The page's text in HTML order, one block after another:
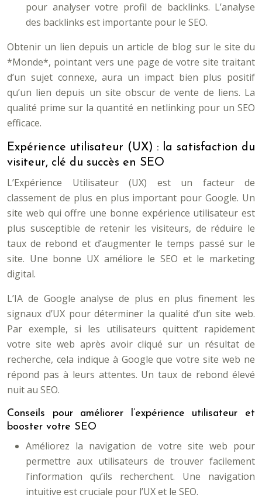
pour analyser votre profil de backlinks. L’analyse
des backlinks est importante pour le SEO.
Obtenir un lien depuis un article de blog sur le site du
*Monde*, pointant vers une page de votre site traitant
d’un sujet connexe, aura un impact bien plus positif
qu’un lien depuis un site obscur de vente de liens. La
qualité prime sur la quantité en netlinking pour un SEO
efficace.
Expérience utilisateur (UX) : la satisfaction du
visiteur, clé du succès en SEO
L’Expérience Utilisateur (UX) est un facteur de
classement de plus en plus important pour Google. Un
site web qui offre une bonne expérience utilisateur est
plus susceptible de retenir les visiteurs, de réduire le
taux de rebond et d’augmenter le temps passé sur le
site. Une bonne UX améliore le SEO et le marketing
digital.
L’IA de Google analyse de plus en plus finement les
signaux d’UX pour déterminer la qualité d’un site web.
Par exemple, si les utilisateurs quittent rapidement
votre site web après avoir cliqué sur un résultat de
recherche, cela indique à Google que votre site web ne
répond pas à leurs attentes. Un taux de rebond élevé
nuit au SEO.
Conseils pour améliorer l’expérience utilisateur et
booster votre SEO
Améliorez la navigation de votre site web pour
permettre aux utilisateurs de trouver facilement
l’information qu’ils recherchent. Une navigation
intuitive est cruciale pour l’UX et le SEO.